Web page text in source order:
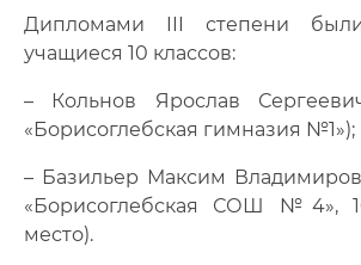
Дипломами III степени
учащиеся 10 классов:
– Кольнов Ярослав
«Борисоглебская гимназия №1»);
– Базильер Максим
«Борисоглебская СОШ №4»,
место).